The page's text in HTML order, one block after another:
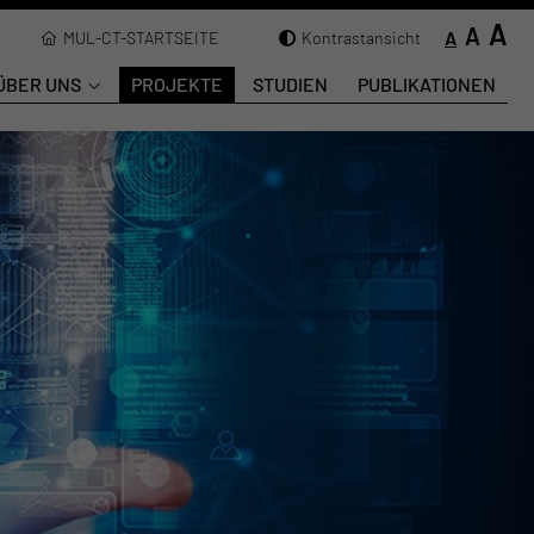
MUL-CT-STARTSEITE Kontrastansicht A A A
UNS PROJEKTE STUDIEN PUBLIKATIONEN